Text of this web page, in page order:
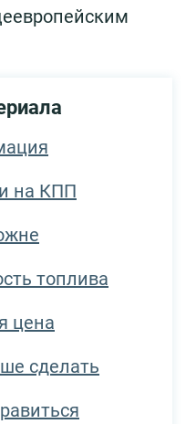
на КПП
топлива
цена
сделать